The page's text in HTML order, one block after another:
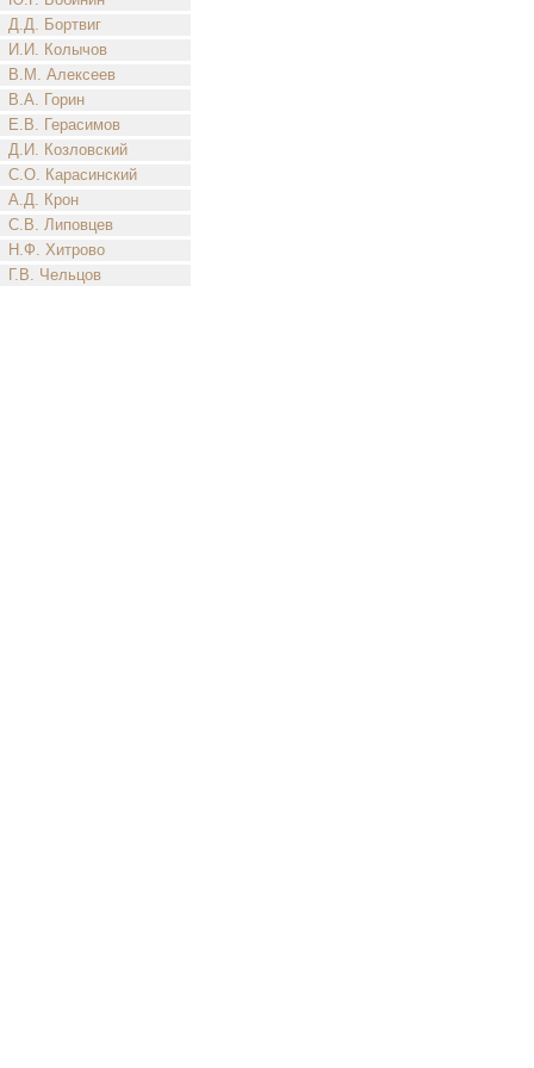
Д.Д. Бортвиг
И.И. Колычов
В.М. Алексеев
В.А. Горин
Е.В. Герасимов
Д.И. Козловский
С.О. Карасинский
А.Д. Крон
С.В. Липовцев
Н.Ф. Хитрово
Г.В. Чельцов